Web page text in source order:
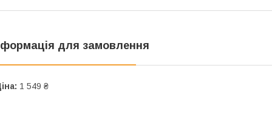
для замовлення
1 549 ₴